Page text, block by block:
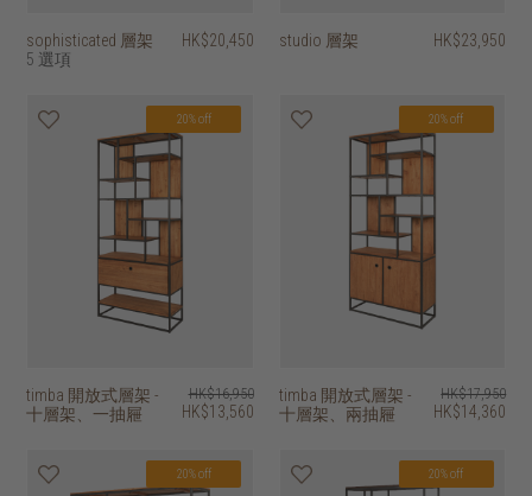
sophisticated 層架
5 選項
HK$20,450 studio 層架 HK$23,950
20% off
timba 開放式層架 -
十層架、一抽屜
HK$16,950
HK$13,560
20% off
timba 開放式層架 -
十層架、兩抽屜
HK$17,950
HK$14,360
20% off 20% off